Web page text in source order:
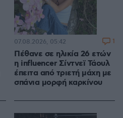
Πέθανε σε ηλικία 26 ετών
η influencer Σίντνεϊ Τάουλ
έπειτα από τριετή μάχη με
σπάνια μορφή καρκίνου
07.08.2026, 05:42 1